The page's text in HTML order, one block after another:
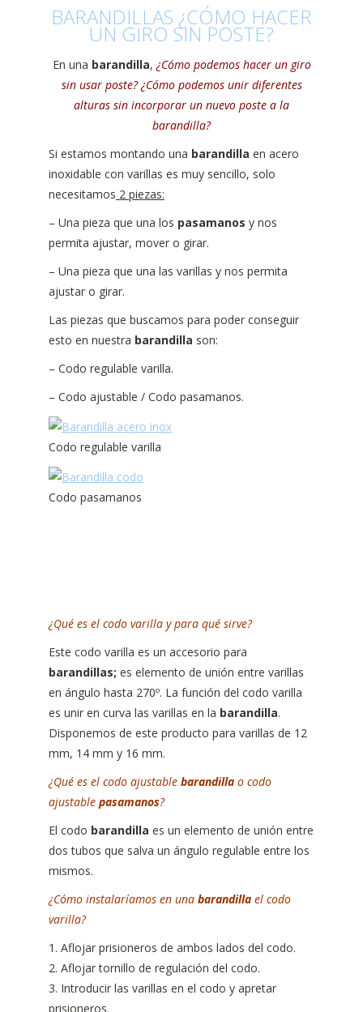
BARANDILLAS ¿CÓMO HACER
UN GIRO SIN POSTE?
En una barandilla, ¿Cómo podemos hacer un giro
sin usar poste? ¿Cómo podemos unir diferentes
alturas sin incorporar un nuevo poste a la
barandilla?
Si estamos montando una barandilla en acero
inoxidable con varillas es muy sencillo, solo
necesitamos 2 piezas:
– Una pieza que una los pasamanos y nos
permita ajustar, mover o girar.
– Una pieza que una las varillas y nos permita
ajustar o girar.
Las piezas que buscamos para poder conseguir
esto en nuestra barandilla son:
– Codo regulable varilla.
– Codo ajustable / Codo pasamanos.
Codo regulable varilla
Codo pasamanos
¿Qué es el codo varilla y para qué sirve?
Este codo varilla es un accesorio para
barandillas; es elemento de unión entre varillas
en ángulo hasta 270º. La función del codo varilla
es unir en curva las varillas en la barandilla.
Disponemos de este producto para varillas de 12
mm, 14 mm y 16 mm.
¿Qué es el codo ajustable barandilla o codo
ajustable pasamanos?
El codo barandilla es un elemento de unión entre
dos tubos que salva un ángulo regulable entre los
mismos.
¿Cómo instalaríamos en una barandilla el codo
varilla?
1. Aflojar prisioneros de ambos lados del codo.
2. Aflojar tornillo de regulación del codo.
3. Introducir las varillas en el codo y apretar
prisioneros.